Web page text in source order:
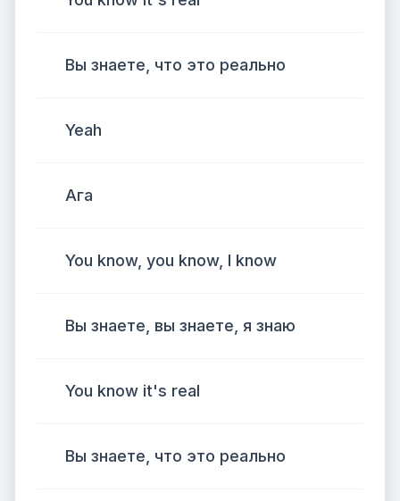
Вы знаете, что это реально
Yeah
Ага
You know, you know, I know
Вы знаете, вы знаете, я знаю
You know it's real
Вы знаете, что это реально